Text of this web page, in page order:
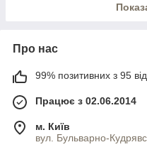
Про нас
99% позитивних з 95
Працює з 02.06.2014
м. Київ
вул. Бульварно-